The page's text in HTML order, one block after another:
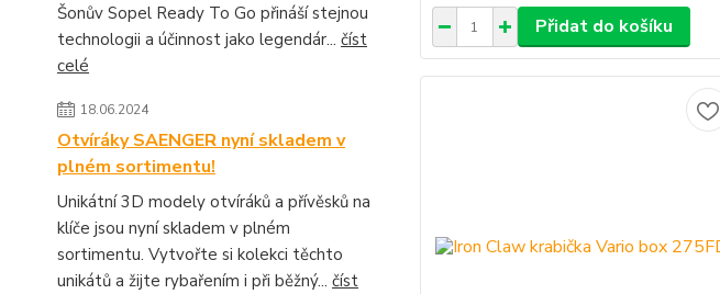
Šonův Sopel Ready To Go přináší stejnou
technologii a účinnost jako legendár... číst
celé
18.06.2024
Otvíráky SAENGER nyní skladem v
plném sortimentu!
Unikátní 3D modely otvíráků a přívěsků na
klíče jsou nyní skladem v plném
sortimentu. Vytvořte si kolekci těchto
unikátů a žijte rybařením i při běžný... číst
Přidat do košíku